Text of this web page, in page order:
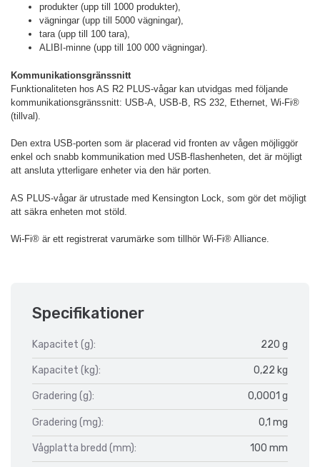
produkter (upp till 1000 produkter),
vägningar (upp till 5000 vägningar),
tara (upp till 100 tara),
ALIBI-minne (upp till 100 000 vägningar).
Kommunikationsgränssnitt
Funktionaliteten hos AS R2 PLUS-vågar kan utvidgas med följande
kommunikationsgränssnitt: USB-A, USB-B, RS 232, Ethernet, Wi-Fi®
(tillval).
Den extra USB-porten som är placerad vid fronten av vågen möjliggör
enkel och snabb kommunikation med USB-flashenheten, det är möjligt
att ansluta ytterligare enheter via den här porten.
AS PLUS-vågar är utrustade med Kensington Lock, som gör det möjligt
att säkra enheten mot stöld.
Wi-Fi® är ett registrerat varumärke som tillhör Wi-Fi® Alliance.
Specifikationer
Kapacitet (g): 220 g
Kapacitet (kg): 0,22 kg
Gradering (g): 0,0001 g
Gradering (mg): 0,1 mg
Vågplatta bredd (mm): 100 mm